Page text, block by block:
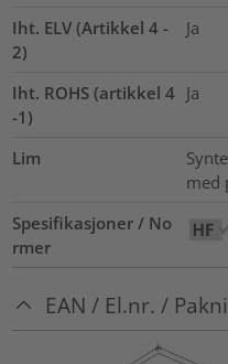
Iht. ELV (Artikkel 4 -
2)
Ja
Iht. ROHS (artikkel 4
-1)
Ja
Lim
med
Spesifikasjoner / No
rmer
EAN / El.nr. /